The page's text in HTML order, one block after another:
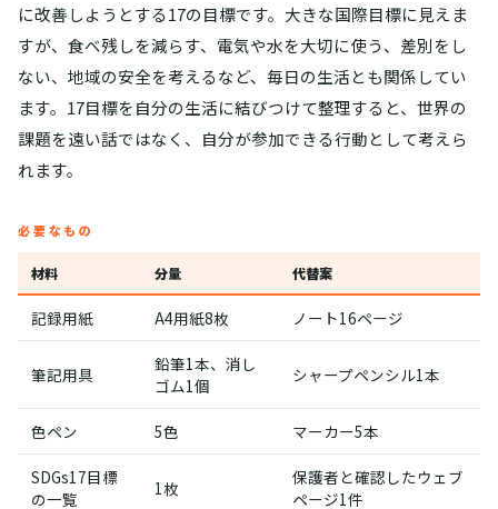
に改善しようとする17の目標です。大きな国際目標に見えま
すが、食べ残しを減らす、電気や水を大切に使う、差別をし
ない、地域の安全を考えるなど、毎日の生活とも関係してい
ます。17目標を自分の生活に結びつけて整理すると、世界の
課題を遠い話ではなく、自分が参加できる行動として考えら
れます。
必要なもの
材料 分量 代替案
記録用紙 A4用紙8枚 ノート16ページ
筆記用具
鉛筆1本、消し
ゴム1個
シャープペンシル1本
色ペン 5色 マーカー5本
SDGs17目標
の一覧
1枚
保護者と確認したウェブ
ページ1件